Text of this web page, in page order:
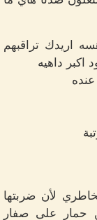
اريدك تراقبهم
داهيه
لأن ضربتها
حمار على صفار